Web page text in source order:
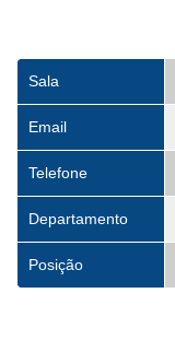
Sala
Email
Telefone
Departamento
Posição